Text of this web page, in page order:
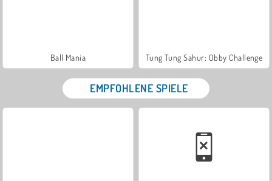
Ball Mania Tung Tung Sahur: Obby Challenge
EMPFOHLENE SPIELE